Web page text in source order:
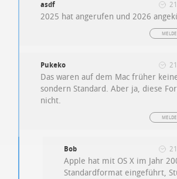
asdf
2025 hat angerufen und 2026
Pukeko
Das waren auf dem Mac früher
sondern Standard. Aber ja, diese
nicht.
Bob
Apple hat mit OS X im Jahr
Standardformat eingeführt,